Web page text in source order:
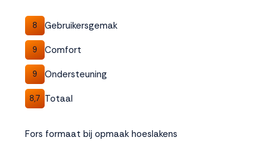
8 Gebruikersgemak
9 Comfort
9 Ondersteuning
8,7 Totaal
Fors formaat bij opmaak hoeslakens